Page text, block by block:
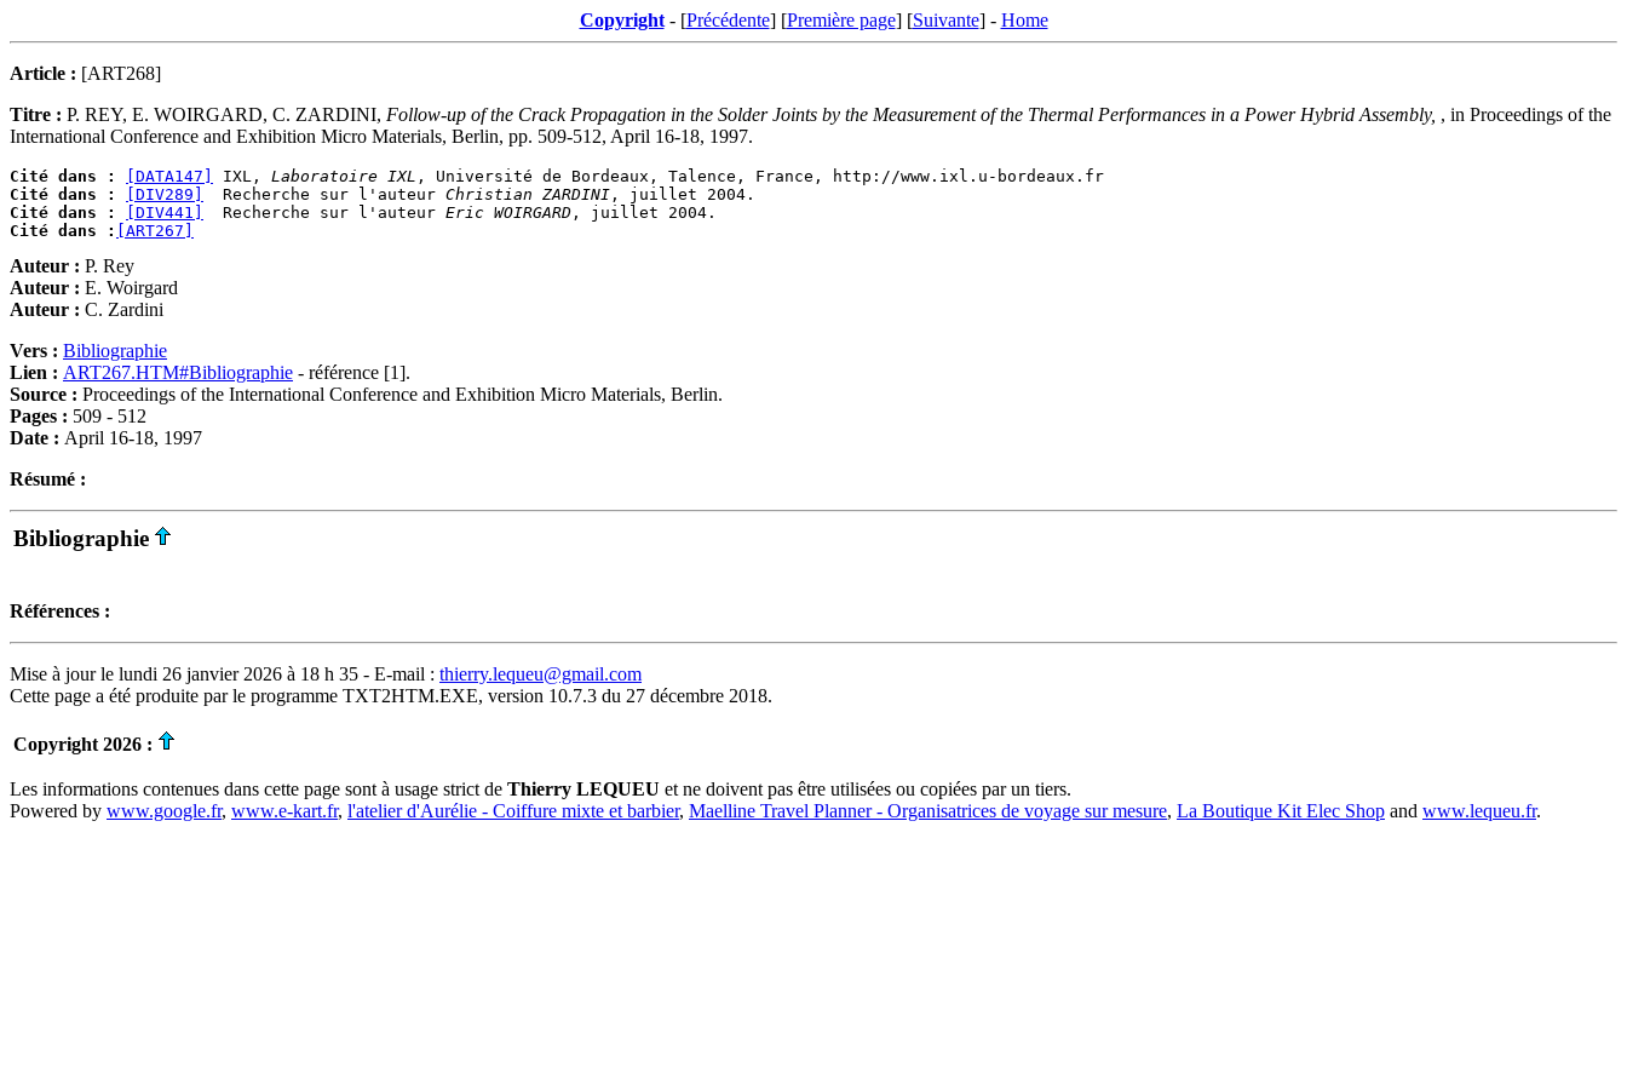
Copyright- [Précédente] [Première page] [Suivante] - Home
Article : [ART268]
Titre : P. REY, E. WOIRGARD, C. ZARDINI, Follow-up of the Crack Propagation in the Solder Joints by the Measurement of the Thermal Performances in a Power Hybrid Assembly, , in Proceedings of the
International Conference and Exhibition Micro Materials, Berlin, pp. 509-512, April 16-18, 1997.
Cité dans : [DATA147] IXL, Laboratoire IXL
Cité dans :
[DIV289]
  Recherche sur l'auteur
Christian ZARDINI
Cité dans :
[DIV441]
  Recherche sur l'auteur
Eric WOIRGARD
Cité dans :
[ART267]
Auteur : P. Rey
Auteur : E. Woirgard
Auteur : C. Zardini
Vers : Bibliographie
Lien : ART267.HTM#Bibliographie - référence [1].
Source : Proceedings of the International Conference and Exhibition Micro Materials, Berlin.
Pages : 509 - 512
Date : April 16-18, 1997
Résumé :
Bibliographie
Références :
Mise à jour le lundi 26 janvier 2026 à 18 h 35 - E-mail : thierry.lequeu@gmail.com
Cette page a été produite par le programme TXT2HTM.EXE, version 10.7.3 du 27 décembre 2018.
Copyright 2026 :
Les informations contenues dans cette page sont à usage strict de Thierry LEQUEU et ne doivent pas être utilisées ou copiées par un tiers.
Powered by www.google.fr, www.e-kart.fr, l'atelier d'Aurélie - Coiffure mixte et barbier, Maelline Travel Planner - Organisatrices de voyage sur mesure, La Boutique Kit Elec Shop and www.lequeu.fr.